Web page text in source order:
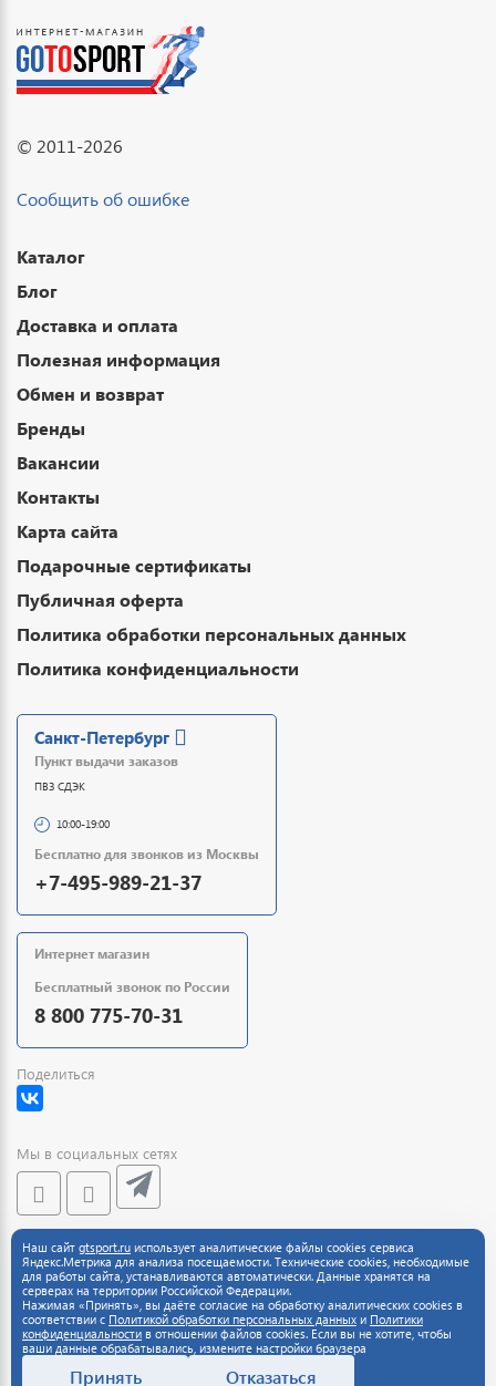
© 2011-2026
Сообщить об ошибке
Каталог
Блог
Доставка и оплата
Полезная информация
Обмен и возврат
Бренды
Вакансии
Контакты
Карта сайта
Подарочные сертификаты
Публичная оферта
Политика обработки персональных данных
Политика конфиденциальности
Санкт-Петербург
Пункт выдачи заказов
ПВЗ СДЭК
10:00-19:00
Бесплатно для звонков из Москвы
+7-495-989-21-37
Интернет магазин
Бесплатный звонок по России
8 800 775-70-31
Поделиться
Мы в социальных сетях
Обратная связь
Наш сайт gtsport.ru использует аналитические файлы cookies сервиса
Яндекс.Метрика для анализа посещаемости. Технические cookies, необходимые
для работы сайта, устанавливаются автоматически. Данные хранятся на
серверах на территории Российской Федерации.
Нажимая «Принять», вы даёте согласие на обработку аналитических cookies в
соответствии с Политикой обработки персональных данных и Политики
конфиденциальности в отношении файлов cookies. Если вы не хотите, чтобы
ваши данные обрабатывались, измените настройки браузера
Принять Отказаться